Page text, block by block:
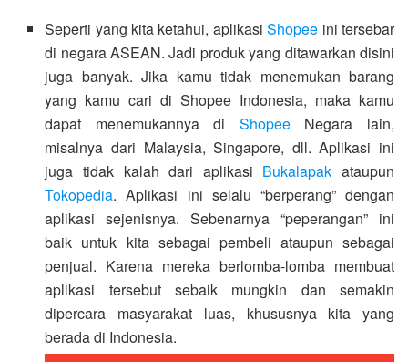
Seperti yang kita ketahui, aplikasiShopee ini tersebar
di negara ASEAN. Jadi produk yang ditawarkan disini
juga banyak. Jika kamu tidak menemukan barang
yang kamu cari di Shopee Indonesia, maka kamu
dapat menemukannya di ShopeeNegara lain,
misalnya dari Malaysia, Singapore, dll. Aplikasi ini
juga tidak kalah dari aplikasi Bukalapak ataupun
Tokopedia. Aplikasi ini selalu “berperang” dengan
aplikasi sejenisnya. Sebenarnya “peperangan” ini
baik untuk kita sebagai pembeli ataupun sebagai
penjual. Karena mereka berlomba-lomba membuat
aplikasi tersebut sebaik mungkin dan semakin
dipercara masyarakat luas, khususnya kita yang
berada di Indonesia.